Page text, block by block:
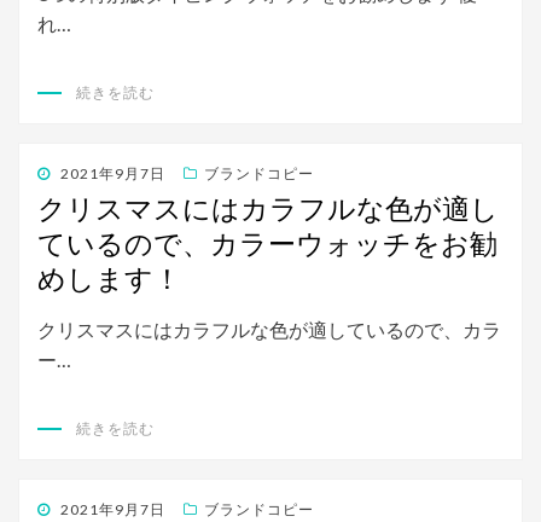
れ…
続きを読む
投
稿
日:
2021年9月7日 ブランドコピー
クリスマスにはカラフルな色が適し
ているので、カラーウォッチをお勧
めします！
クリスマスにはカラフルな色が適しているので、カラ
ー…
続きを読む
投 2021年9月7日 ブランドコピー